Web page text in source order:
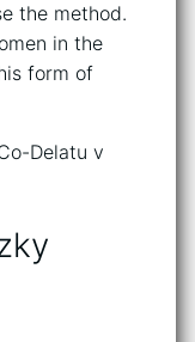
the method.
in the
form of
Delatu v